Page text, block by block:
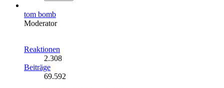
tom bomb
Moderator
Reaktionen
2.308
Beiträge
69.592